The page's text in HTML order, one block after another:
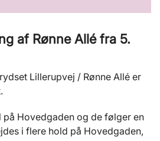
af Rønne Allé fra 5.
Lillerupvej / Rønne Allé er
Hovedgaden og de følger en
i flere hold på Hovedgaden,